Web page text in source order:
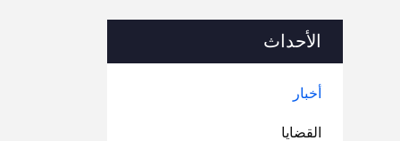
الأحداث
أخبار
القضايا